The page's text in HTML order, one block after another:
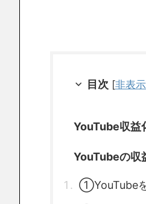
目次 [非表示
YouTube収益
YouTubeの収
①YouTube